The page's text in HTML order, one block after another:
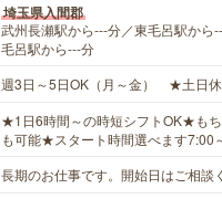
埼玉県入間郡
武州長瀬駅から---分／東毛呂駅から
毛呂駅から---分
週3日～5日OK（月～金） ★土日
★1日6時間～の時短シフトOK★もち
も可能★スタート時間選べます7:00
長期のお仕事です。開始日はご相